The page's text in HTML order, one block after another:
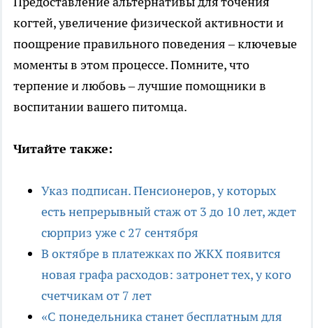
когтей, увеличение физической активности и
поощрение правильного поведения – ключевые
моменты в этом процессе. Помните, что
терпение и любовь – лучшие помощники в
воспитании вашего питомца.
Читайте также:
Указ подписан. Пенсионеров, у которых
есть непрерывный стаж от 3 до 10 лет, ждет
сюрприз уже с 27 сентября
В октябре в платежках по ЖКХ появится
новая графа расходов: затронет тех, у кого
счетчикам от 7 лет
«С понедельника станет бесплатным для